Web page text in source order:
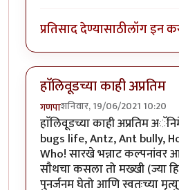
प्रतिसाद देण्यासाठीलॉग इन
हाॅलिवूडच्या काही अप्रतिम
गणपाशनिवार, 19/06/2021 10:20
हाॅलिवूडच्या काही अप्रतिम
bugs life, Antz, Ant bully,
Who! सारखे भन्नाट कल्पनांवर
साैथचा कसला तो मख्खी (ज्या
पुनर्जनम घेतो आणि स्वतःच्या